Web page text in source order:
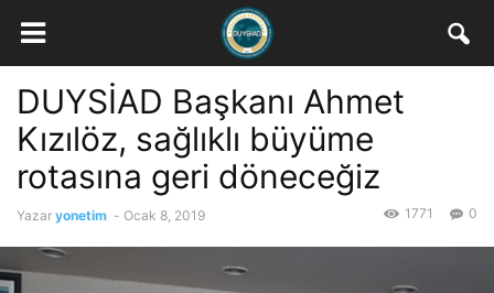
DUYSİAD Başkanı Ahmet
Kızılöz, sağlıklı büyüme
rotasına geri döneceğiz
Yazar yonetim - Ocak 8, 2019 0
1771